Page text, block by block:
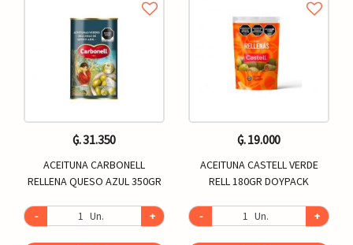
₲. 31.350
ACEITUNA CARBONELL
RELLENA QUESO AZUL 350GR
- Un. +
₲. 19.000
ACEITUNA CASTELL VERDE
RELL 180GR DOYPACK
- Un. +